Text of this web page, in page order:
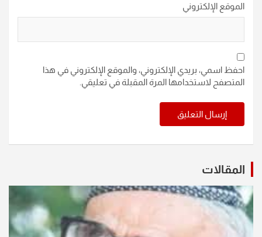
الموقع الإلكتروني
احفظ اسمي، بريدي الإلكتروني، والموقع الإلكتروني في هذا
المتصفح لاستخدامها المرة المقبلة في تعليقي.
المقالات